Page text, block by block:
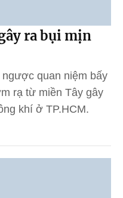
ra bụi mịn
quan niệm bấy
rạ từ miền Tây gây
khí ở TP.HCM.